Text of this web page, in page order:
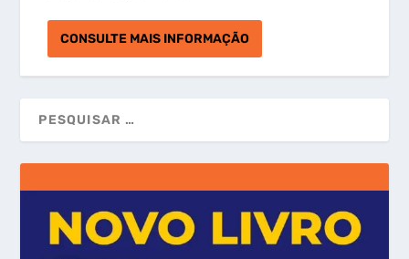
CONSULTE MAIS INFORMAÇÃO